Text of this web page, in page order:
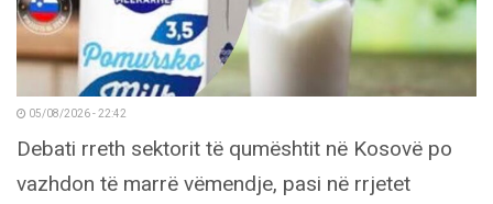
05/08/2026 - 22:42
Debati rreth sektorit të qumështit në Kosovë po
vazhdon të marrë vëmendje, pasi në rrjetet